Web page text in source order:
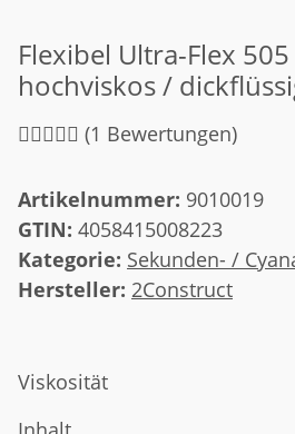
Flexibel Ultra-Flex 505
hochviskos /
(1 Bewertungen)
Artikelnummer: 9010019
GTIN: 4058415008223
Kategorie: Sekunden- /
Hersteller: 2Construct
Viskosität